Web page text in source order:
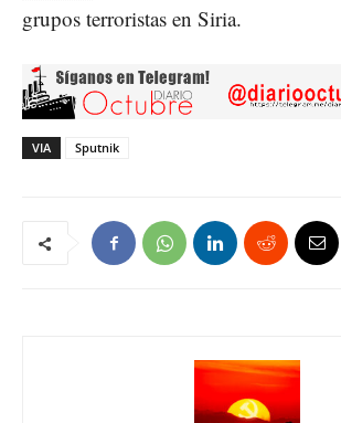
grupos terroristas en Siria.
VIA Sputnik